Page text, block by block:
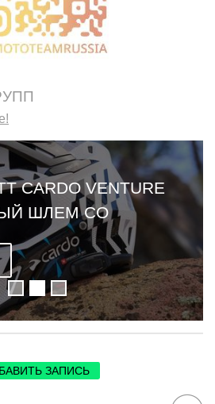
CARDO VENTURE
ШЛЕМ СО
ГАРНИТУРОЙ
ЗАПИСЬ